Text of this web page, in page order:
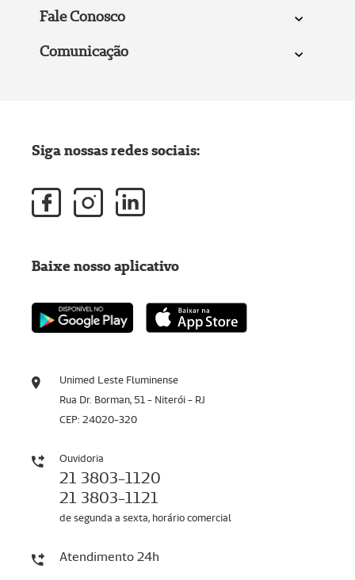
Fale Conosco
Comunicação
Unimed Leste Fluminense
Rua Dr. Borman, 51 - Niterói - RJ
CEP: 24020-320
Ouvidoria
21 3803-1120
21 3803-1121
de segunda a sexta, horário comercial
Atendimento 24h
Siga nossas redes sociais:
Baixe nosso aplicativo